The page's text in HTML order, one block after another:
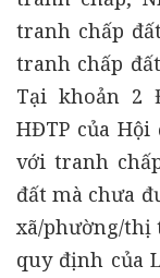
tranh chấp
tranh chấp
Tại khoản 2
HĐTP của
với tranh
đất mà chưa
xã/phường/thị
quy định của